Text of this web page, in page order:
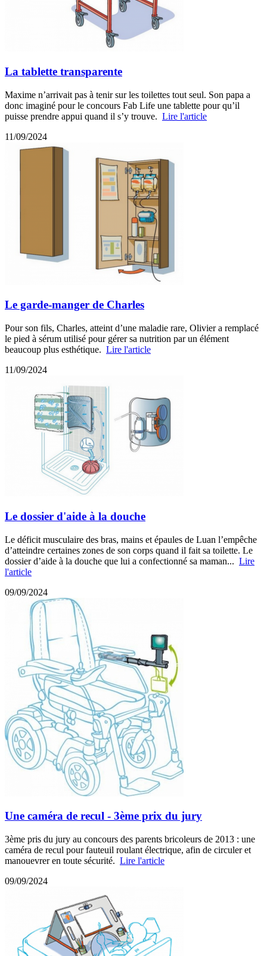
La tablette transparente
Maxime n’arrivait pas à tenir sur les toilettes tout seul. Son papa a
donc imaginé pour le concours Fab Life une tablette pour qu’il
puisse prendre appui quand il s’y trouve. Lire l'article
11/09/2024
Le garde-manger de Charles
Pour son fils, Charles, atteint d’une maladie rare, Olivier a remplacé
le pied à sérum utilisé pour gérer sa nutrition par un élément
beaucoup plus esthétique. Lire l'article
11/09/2024
Le dossier d'aide à la douche
Le déficit musculaire des bras, mains et épaules de Luan l’empêche
d’atteindre certaines zones de son corps quand il fait sa toilette. Le
dossier d’aide à la douche que lui a confectionné sa maman... Lire
l'article
09/09/2024
Une caméra de recul - 3ème prix du jury
3ème pris du jury au concours des parents bricoleurs de 2013 : une
caméra de recul pour fauteuil roulant électrique, afin de circuler et
manouevrer en toute sécurité. Lire l'article
09/09/2024